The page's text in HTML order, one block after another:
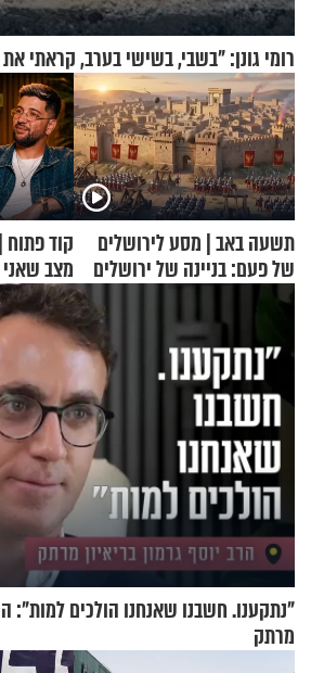
רומי גונן: "בשבי, בשישי בערב, קראתי
תשעה באב | מסע לירושלים
של פעם: בניינה של ירושלים
קוד
מצב
בבוקר
"נתקענו. חשבנו שאנחנו הולכים למות":
מרתק